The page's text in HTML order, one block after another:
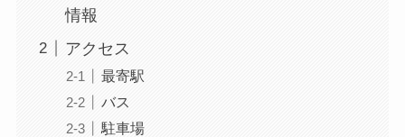
情報
アクセス
最寄駅
バス
駐車場